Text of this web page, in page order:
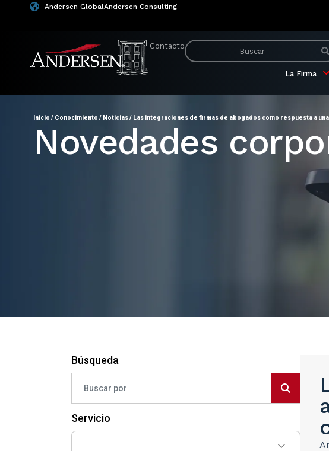
Andersen GlobalAndersen Consulting
Contacto
La Firma
Inicio / Conocimiento / Noticias/ Las integraciones de firmas de abogados como respuesta a
Novedades
Búsqueda
Servicio